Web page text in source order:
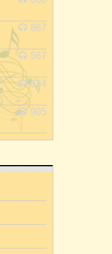
867
567
634
905